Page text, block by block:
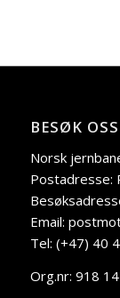
BESØK
Norsk
Postadresse:
Email:
Tel: (+47) 40
Org.nr: 918